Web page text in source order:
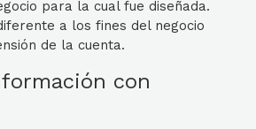
para la cual fue diseñada.
a los fines del negocio
de la cuenta.
con